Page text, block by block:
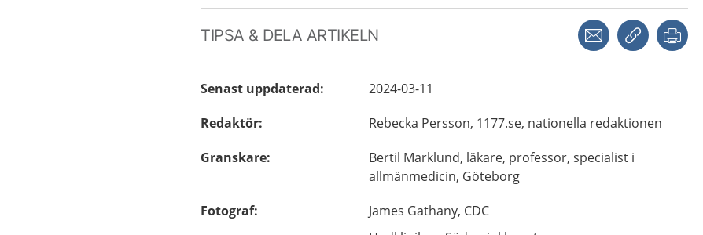
TIPSA & DELA ARTIKELN Dela via mejlKopiera länk
Senast uppdaterad:
2024-03-11
Redaktör: Rebecka Persson, 1177.se, nationella redaktionen
Granskare: Bertil Marklund, läkare, professor, specialist i
allmänmedicin, Göteborg
Fotograf: James Gathany, CDC